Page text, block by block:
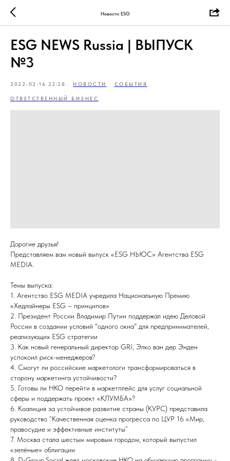
Новости ESG
ESG NEWS Russia | ВЫПУСК
№3
2022-02-16 22:28 НОВОСТИ СОБЫТИЯ
ОТВЕТСТВЕННЫЙ БИЗНЕС
Дорогие друзья!
Представляем вам новый выпуск «ESG НЬЮС» Агентства ESG
MEDIA.
Темы выпуска:
1. Агентство ESG MEDIA учредила Национальную Премию
«Хедлайнеры ESG – принципов»
2. Президент России Владимир Путин поддержал идею Деловой
России в создании условий "одного окна" для предпринимателей,
реализующих ESG стратегии
3. Как новый генеральный директор GRI, Элко ван дер Энден
успокоил риск-менеджеров?
4. Смогут ли российские маркетологи трансформироваться в
сторону маркетинга устойчивости?
5. Готовы ли НКО перейти в маркетплейс для услуг социальной
сферы и поддержать проект «КЛУМБА»?
6. Коалиция за устойчивое развитие страны (КУРС) представила
руководство “Качественная оценка прогресса по ЦУР 16 «Мир,
правосудие и эффективные институты”
7. Москва стала шестым мировым городом, который выпустил
«зелёные» облигации